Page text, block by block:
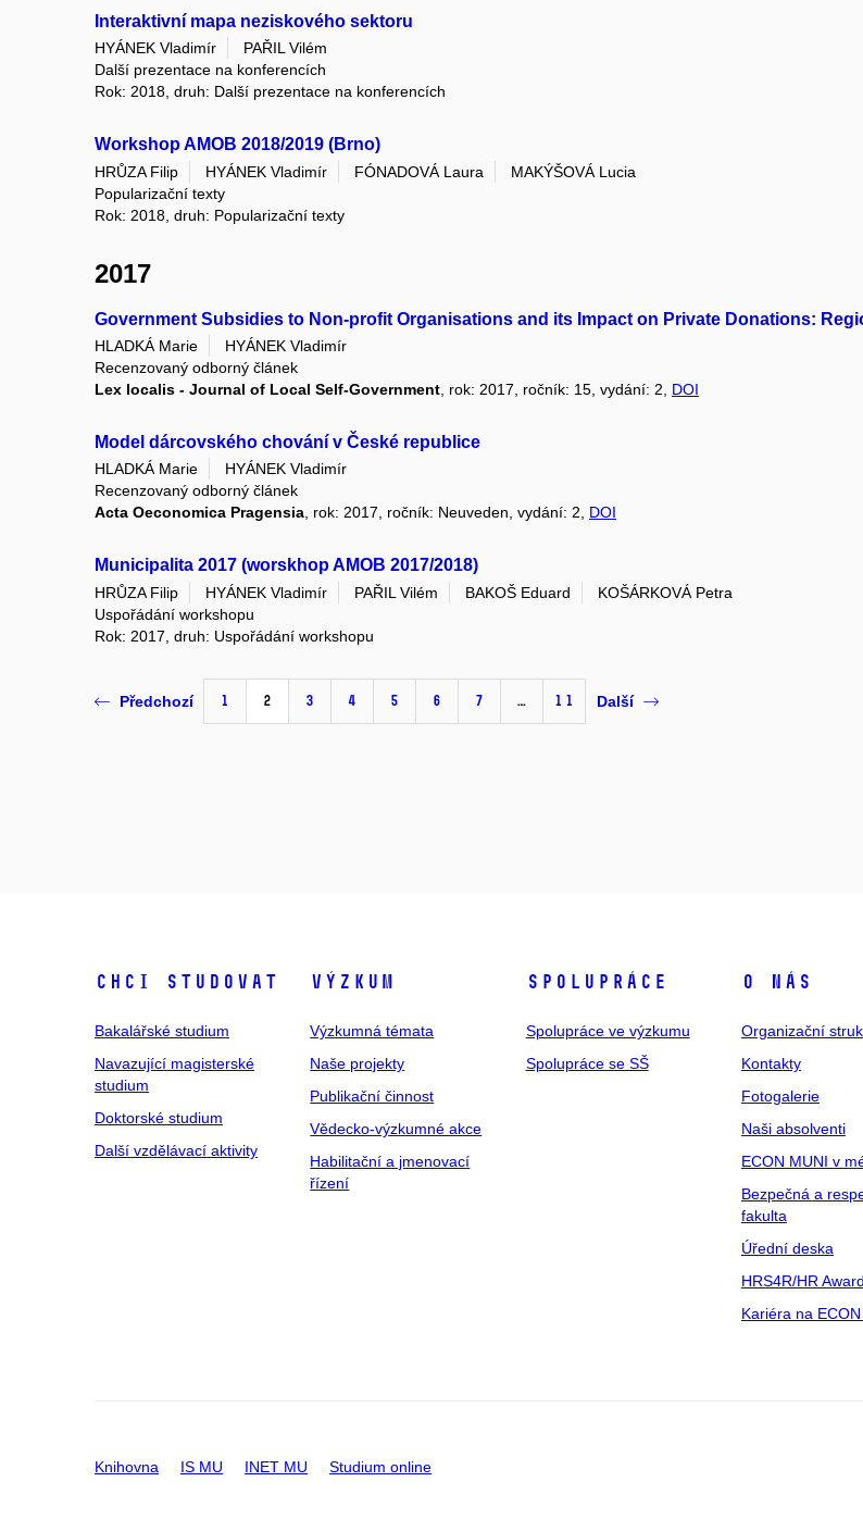
Interaktivní mapa neziskového sektoru
HYÁNEK Vladimír
PAŘIL Vilém
Další prezentace na konferencích
Rok: 2018, druh: Další prezentace na konferencích
Workshop AMOB 2018/2019 (Brno)
HRŮZA Filip HYÁNEK Vladimír FÓNADOVÁ Laura
MAKÝŠOVÁ Lucia
Popularizační texty
Rok: 2018, druh: Popularizační texty
2017
Government Subsidies to Non-profit Organisations and its Impact on Private Donations:
HLADKÁ Marie
HYÁNEK Vladimír
Recenzovaný odborný článek
Lex localis - Journal of Local Self-Government , rok: 2017, ročník: 15, vydání: 2, DOI
Model dárcovského chování v České republice
HLADKÁ Marie
HYÁNEK Vladimír
Recenzovaný odborný článek
Acta Oeconomica Pragensia, rok: 2017, ročník: Neuveden, vydání: 2, DOI
Municipalita 2017 (worskhop AMOB 2017/2018)
HRŮZA Filip HYÁNEK Vladimír PAŘIL Vilém BAKOŠ Eduard
KOŠÁRKOVÁ Petra
Uspořádání workshopu
Rok: 2017, druh: Uspořádání workshopu
Předchozí 1 2 3 4 5 6 7 … 11 Další
Chci studovat
Bakalářské studium
Navazující magisterské
studium
Doktorské studium
Další vzdělávací aktivity
Výzkum
Výzkumná témata
Naše projekty
Publikační činnost
Vědecko-výzkumné akce
Habilitační a jmenovací
řízení
Spolupráce
Spolupráce ve výzkumu
Spolupráce se SŠ
O nás
Organizační
Kontakty
Fotogalerie
Naši absolventi
ECON MUNI v
Bezpečná a
fakulta
Úřední deska
HRS4R/HR Award
Kariéra na
Knihovna IS MU INET MU Studium online